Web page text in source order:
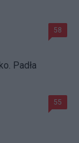
58
Padła
55